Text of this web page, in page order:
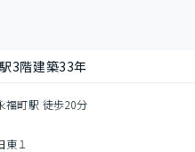
3階建築33年
福町駅 徒歩20分
１